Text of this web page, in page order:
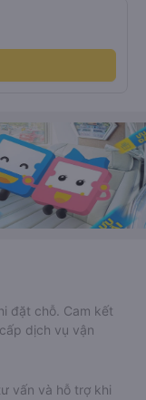
đặt chỗ. Cam kết
dịch vụ vận
vấn và hỗ trợ khi